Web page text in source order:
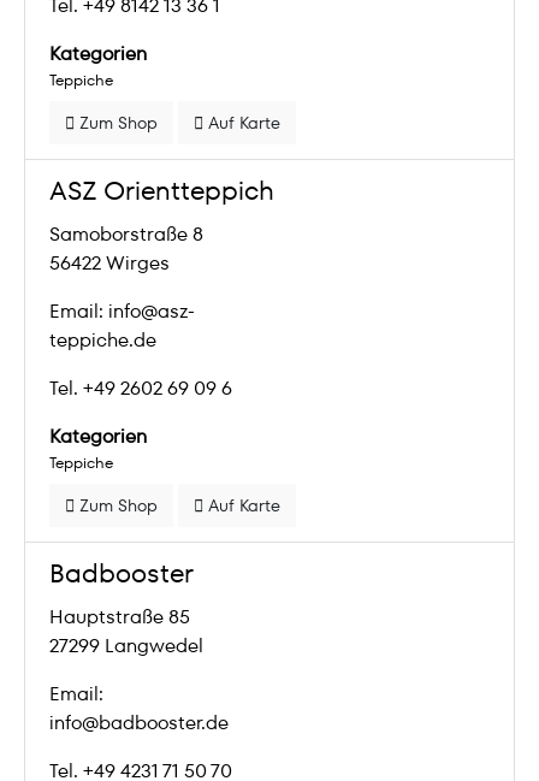
Kategorien
Teppiche
Zum Shop Auf Karte
ASZ Orientteppich
Samoborstraße 8
56422 Wirges
Email: info@asz-
teppiche.de
Tel. +49 2602 69 09 6
Kategorien
Teppiche
Zum Shop Auf Karte
Badbooster
Hauptstraße 85
27299 Langwedel
Email:
info@badbooster.de
Tel. +49 4231 71 50 70